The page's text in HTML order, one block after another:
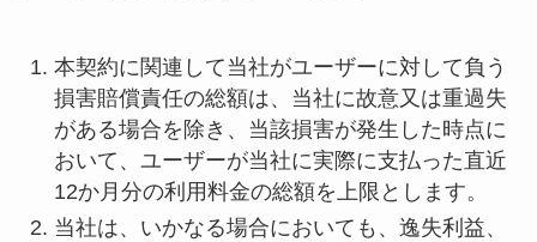
本契約に関連して当社がユーザーに対して負う
損害賠償責任の総額は、当社に故意又は重過失
がある場合を除き、当該損害が発生した時点に
おいて、ユーザーが当社に実際に支払った直近
12か月分の利用料金の総額を上限とします。
当社は、いかなる場合においても、逸失利益、